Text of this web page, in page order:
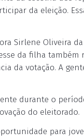
da eleição.
Sirlene Oliveira
da filha
da votação. A
durante o
do eleitorado.
para